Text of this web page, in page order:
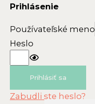
Prihlásenie
Používateľské meno
Heslo
Prihlásiť sa
Zabudli ste heslo?